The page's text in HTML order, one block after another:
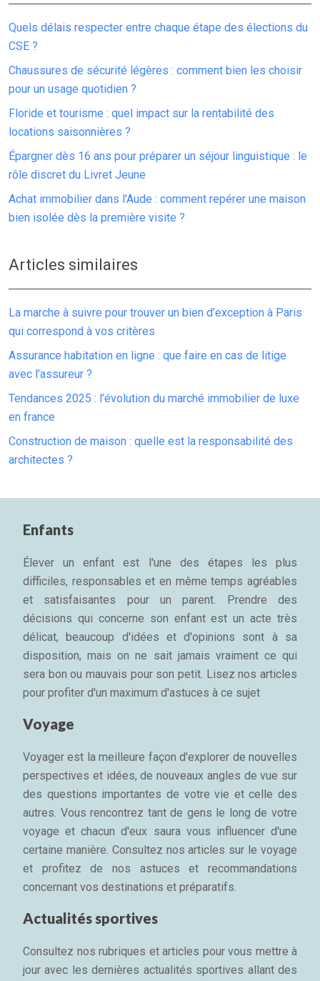
Quels délais respecter entre chaque étape des élections du
CSE ?
Chaussures de sécurité légères : comment bien les choisir
pour un usage quotidien ?
Floride et tourisme : quel impact sur la rentabilité des
locations saisonnières ?
Épargner dès 16 ans pour préparer un séjour linguistique : le
rôle discret du Livret Jeune
Achat immobilier dans l’Aude : comment repérer une maison
bien isolée dès la première visite ?
Articles similaires
La marche à suivre pour trouver un bien d’exception à Paris
qui correspond à vos critères
Assurance habitation en ligne : que faire en cas de litige
avec l’assureur ?
Tendances 2025 : l’évolution du marché immobilier de luxe
en france
Construction de maison : quelle est la responsabilité des
architectes ?
Enfants
Élever un enfant est l'une des étapes les plus
difficiles, responsables et en même temps agréables
et satisfaisantes pour un parent. Prendre des
décisions qui concerne son enfant est un acte très
délicat, beaucoup d'idées et d'opinions sont à sa
disposition, mais on ne sait jamais vraiment ce qui
sera bon ou mauvais pour son petit. Lisez nos articles
pour profiter d'un maximum d'astuces à ce sujet
Voyage
Voyager est la meilleure façon d'explorer de nouvelles
perspectives et idées, de nouveaux angles de vue sur
des questions importantes de votre vie et celle des
autres. Vous rencontrez tant de gens le long de votre
voyage et chacun d'eux saura vous influencer d'une
certaine manière. Consultez nos articles sur le voyage
et profitez de nos astuces et recommandations
concernant vos destinations et préparatifs.
Actualités sportives
Consultez nos rubriques et articles pour vous mettre à
jour avec les dernières actualités sportives allant des